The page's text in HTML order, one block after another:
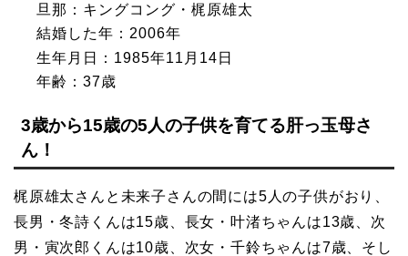
旦那：キングコング・梶原雄太
結婚した年：2006年
生年月日：1985年11月14日
年齢：37歳
3歳から15歳の5人の子供を育てる肝っ玉母さ
ん！
梶原雄太さんと未来子さんの間には5人の子供がおり、
長男・冬詩くんは15歳、長女・叶渚ちゃんは13歳、次
男・寅次郎くんは10歳、次女・千鈴ちゃんは7歳、そし